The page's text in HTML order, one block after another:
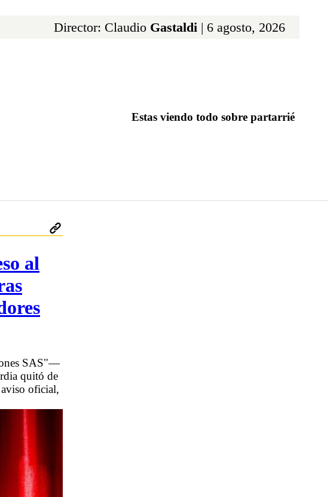
Director: Claudio Gastaldi | 6 agosto, 2026
Estas viendo todo sobre partarrié
al
SAS"—
quitó de
oficial,